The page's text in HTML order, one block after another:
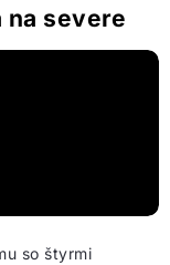
severe
so štyrmi